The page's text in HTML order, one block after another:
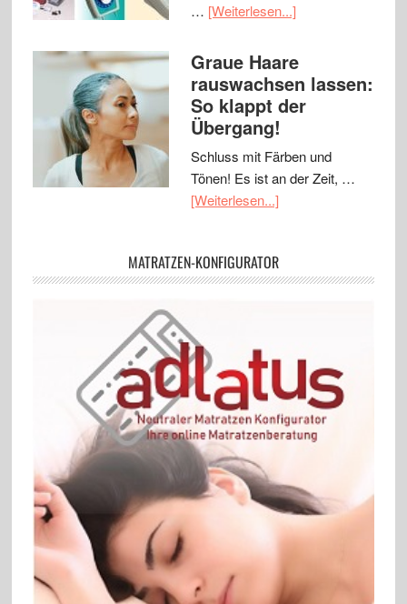
… [Weiterlesen...]
Graue Haare
rauswachsen lassen:
So klappt der
Übergang!
Schluss mit Färben und
Tönen! Es ist an der Zeit, …
[Weiterlesen...]
MATRATZEN-KONFIGURATOR